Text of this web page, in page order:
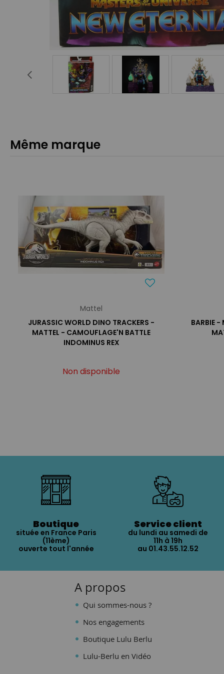
Même marque
Mattel
JURASSIC WORLD DINO TRACKERS -
MATTEL - CAMOUFLAGE'N BATTLE
INDOMINUS REX
Non disponible
BARBIE -
Boutique
située en France Paris
(11ème)
ouverte tout l'année
Service client
du lundi au samedi de
11h à 19h
au 01.43.55.12.52
A propos
Qui sommes-nous ?
Nos engagements
Boutique Lulu Berlu
Lulu-Berlu en Vidéo